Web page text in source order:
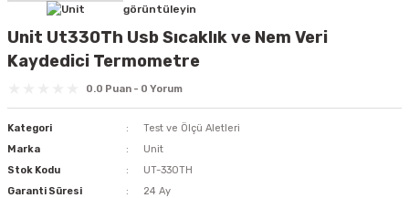
görüntüleyin
Unit Ut330Th Usb Sıcaklık ve Nem Veri
Kaydedici Termometre
0.0 Puan - 0 Yorum
Kategori
Test ve Ölçü Aletleri
Marka
Unit
Stok Kodu
UT-330TH
Garanti Süresi
24 Ay